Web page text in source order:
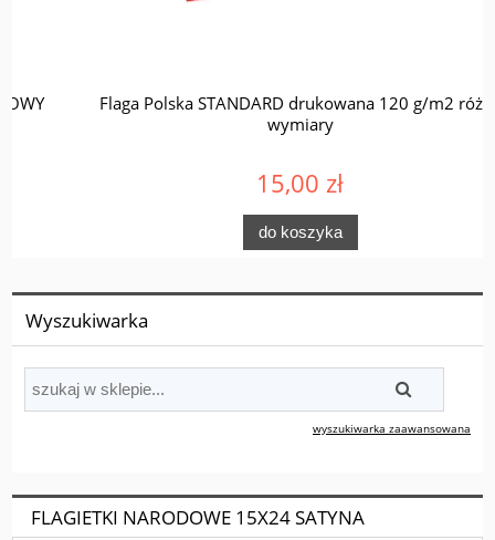
Flaga Polska STANDARD drukowana 120 g/m2 różne
wymiary
15,00 zł
do koszyka
Wyszukiwarka
wyszukiwarka zaawansowana
FLAGIETKI NARODOWE 15X24 SATYNA